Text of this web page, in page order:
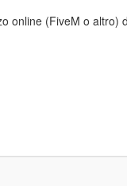
online (FiveM o altro)